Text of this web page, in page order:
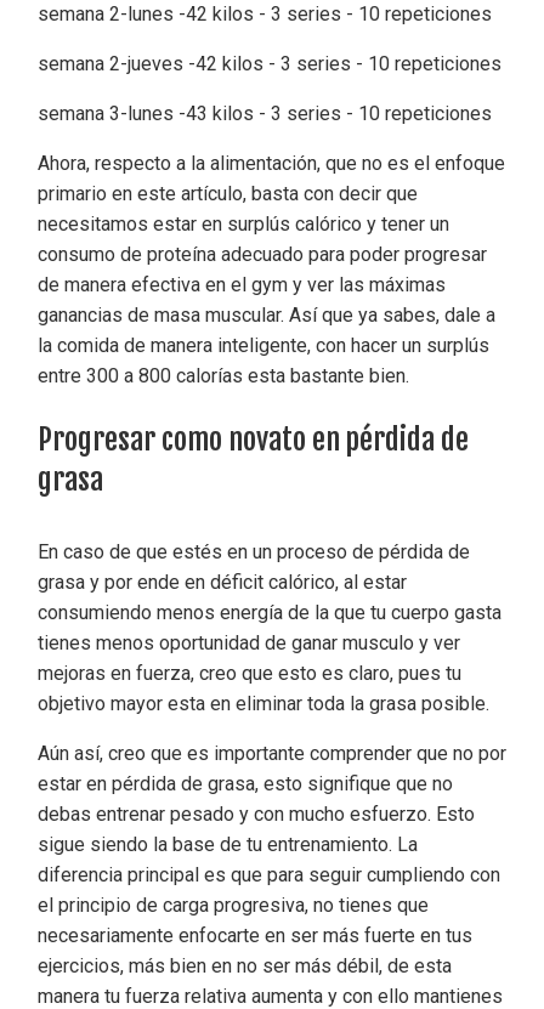
semana 2-lunes -42 kilos - 3 series - 10 repeticiones
semana 2-jueves -42 kilos - 3 series - 10 repeticiones
semana 3-lunes -43 kilos - 3 series - 10 repeticiones
Ahora, respecto a la alimentación, que no es el enfoque
primario en este artículo, basta con decir que
necesitamos estar en surplús calórico y tener un
consumo de proteína adecuado para poder progresar
de manera efectiva en el gym y ver las máximas
ganancias de masa muscular. Así que ya sabes, dale a
la comida de manera inteligente, con hacer un surplús
entre 300 a 800 calorías esta bastante bien.
Progresar como novato en pérdida de
grasa
En caso de que estés en un proceso de pérdida de
grasa y por ende en déficit calórico, al estar
consumiendo menos energía de la que tu cuerpo gasta
tienes menos oportunidad de ganar musculo y ver
mejoras en fuerza, creo que esto es claro, pues tu
objetivo mayor esta en eliminar toda la grasa posible.
Aún así, creo que es importante comprender que no por
estar en pérdida de grasa, esto signifique que no
debas entrenar pesado y con mucho esfuerzo. Esto
sigue siendo la base de tu entrenamiento. La
diferencia principal es que para seguir cumpliendo con
el principio de carga progresiva, no tienes que
necesariamente enfocarte en ser más fuerte en tus
ejercicios, más bien en no ser más débil, de esta
manera tu fuerza relativa aumenta y con ello mantienes